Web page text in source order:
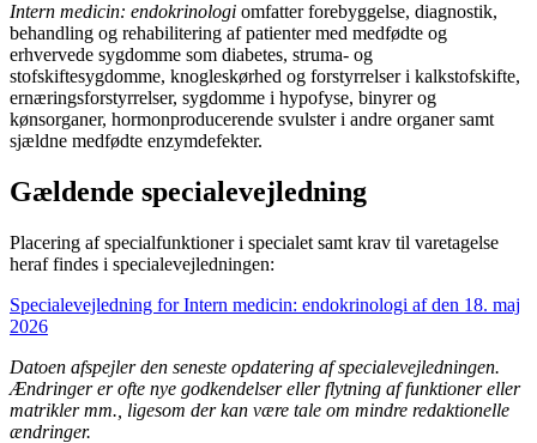
Intern medicin: endokrinologi omfatter forebyggelse, diagnostik,
behandling og rehabilitering af patienter med medfødte og
erhvervede sygdomme som diabetes, struma- og
stofskiftesygdomme, knogleskørhed og forstyrrelser i kalkstofskifte,
ernæringsforstyrrelser, sygdomme i hypofyse, binyrer og
kønsorganer, hormonproducerende svulster i andre organer samt
sjældne medfødte enzymdefekter.
Gældende specialevejledning
Placering af specialfunktioner i specialet samt krav til varetagelse
heraf findes i specialevejledningen:
Specialevejledning for Intern medicin: endokrinologi af den 18. maj
2026
Datoen afspejler den seneste opdatering af specialevejledningen.
Ændringer er ofte nye godkendelser eller flytning af funktioner eller
matrikler mm., ligesom der kan være tale om mindre redaktionelle
ændringer.